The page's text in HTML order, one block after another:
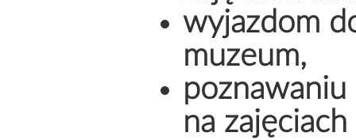
wyjazdom
muzeum,
na